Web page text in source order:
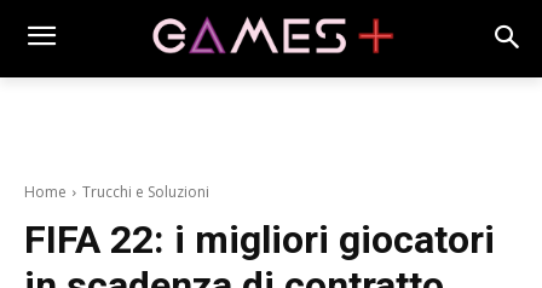
Home Trucchi e Soluzioni
FIFA 22: i migliori giocatori